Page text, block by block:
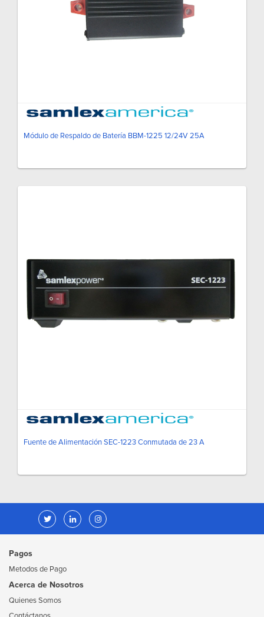
Módulo de Respaldo de Batería BBM-1225 12/24V 25A
Fuente de Alimentación SEC-1223 Conmutada de 23 A
Pagos
Metodos de Pago
Acerca de Nosotros
Quienes Somos